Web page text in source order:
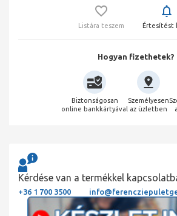
Listára teszem Értesítést
Hogyan fizethetek?
Biztonságosan
online bankkártyával
Személyesen
az üzletben
Kérdése van a termékkel
+36 1 700 3500